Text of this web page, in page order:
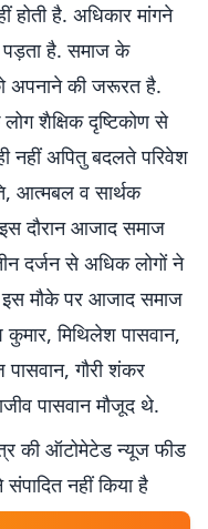
है. अधिकार मांगने
पड़ता है. समाज के
अपनाने की जरूरत है.
शैक्षिक दृष्टिकोण से
नहीं अपितु बदलते परिवेश
आत्मबल व सार्थक
दौरान आजाद समाज
दर्जन से अधिक लोगों ने
इस मौके पर आजाद समाज
कुमार, मिथिलेश पासवान,
पासवान, गौरी शंकर
पासवान मौजूद थे.
की ऑटोमेटेड न्यूज फीड
नहीं किया है